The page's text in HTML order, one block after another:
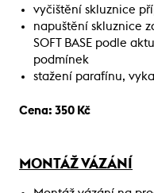
vyčištění skluznice
napuštění skluznice
SOFT BASE podle
podmínek
stažení parafínu,
Cena: 350 Kč
MONTÁŽ VÁZÁNÍ